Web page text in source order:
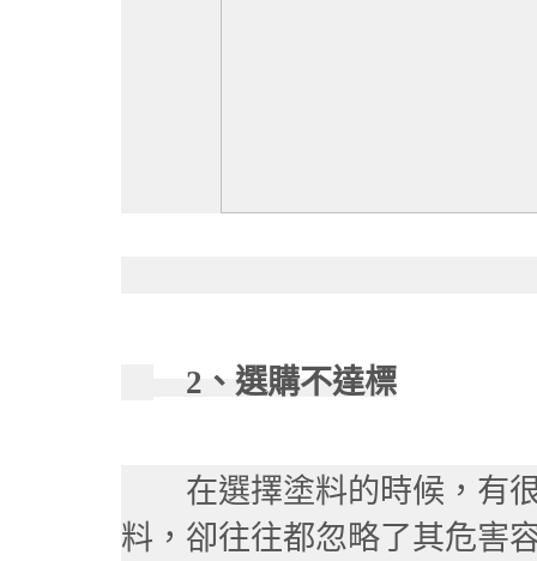
2、選購不達標
在選擇塗料的時候，有很
料，卻往往都忽略了其危害